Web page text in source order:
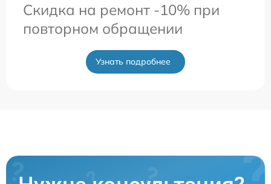
Скидка на ремонт -10% при
повторном обращении
Узнать подробнее